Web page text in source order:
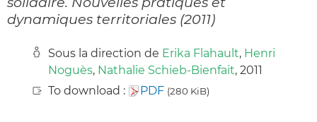
dynamiques territoriales (2011)
Sous la direction de Erika Flahault, Henri
Noguès, Nathalie Schieb-Bienfait, 2011
To download :
PDF (280 KiB)